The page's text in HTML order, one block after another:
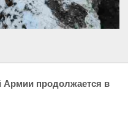
Армии продолжается в